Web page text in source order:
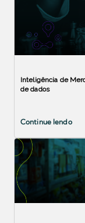
Inteligência de
de dados
Continue lendo